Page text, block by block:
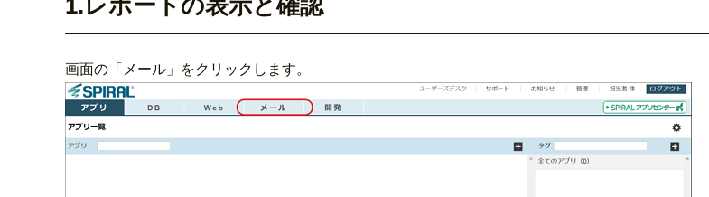
1.レポートの表示と確認
画面の「メール」をクリックします。